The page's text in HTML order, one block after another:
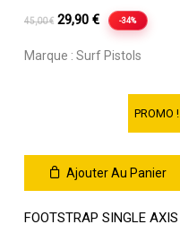
45,00€ Le
initial
29,90 €Le
prix
actuel
29,90 €.
-34%
Marque : Surf Pistols
PROMO !
Ajouter Au Panier
FOOTSTRAP SINGLE AXIS